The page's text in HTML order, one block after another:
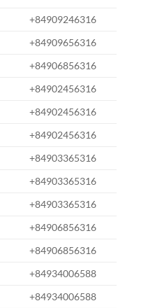
+84909246316
+84909656316
+84906856316
+84902456316
+84902456316
+84902456316
+84903365316
+84903365316
+84903365316
+84906856316
+84906856316
+84934006588
+84934006588